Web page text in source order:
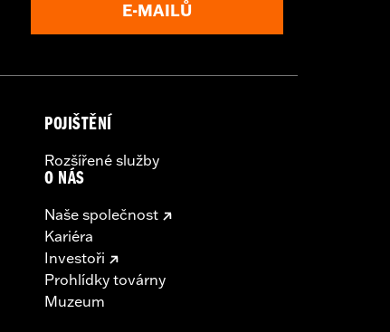
E-MAILŮ
POJIŠTĚNÍ
Rozšířené služby
O NÁS
Naše společnost
Kariéra
Investoři
Prohlídky továrny
Muzeum